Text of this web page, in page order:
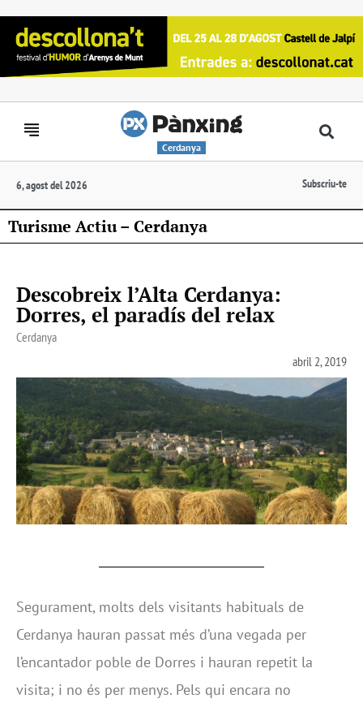
Cerdanya
6, agost del 2026 Subscriu-te
Turisme Actiu – Cerdanya
Descobreix l’Alta Cerdanya:
Dorres, el paradís del relax
Cerdanya
abril 2, 2019
Segurament, molts dels visitants habituals de
Cerdanya hauran passat més d’una vegada per
l’encantador poble de Dorres i hauran repetit la
visita; i no és per menys. Pels qui encara no